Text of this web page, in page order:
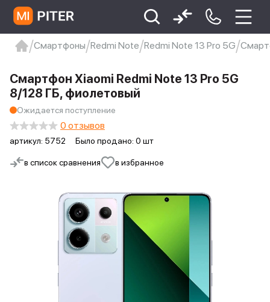
Xiaomi 9 про
xiaomi redmi 12c
Смартфоны Redmi Note Redmi Note 13 Pro 5G
в список сравнения в избранное
Смартфон Xiaomi Redmi Note 13 Pro 5G
8/128 ГБ, фиолетовый
Ожидается поступление
артикул: 5752 Было продано: 0 шт
0 отзывов